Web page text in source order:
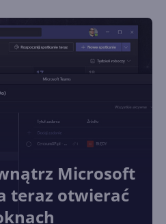
Microsoft
teraz otwierać